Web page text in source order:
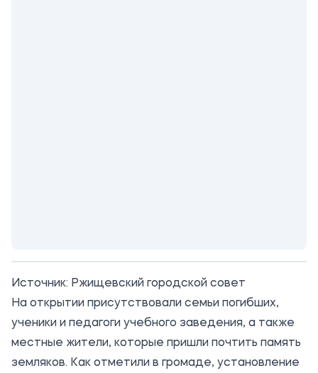
Источник: Ржищевский городской совет
На открытии присутствовали семьи погибших,
ученики и педагоги учебного заведения, а также
местные жители, которые пришли почтить память
земляков. Как отметили в громаде, установление